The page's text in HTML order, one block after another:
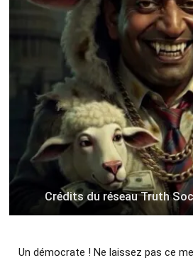
Crédits du réseau Truth
Un démocrate ! Ne laissez pas ce